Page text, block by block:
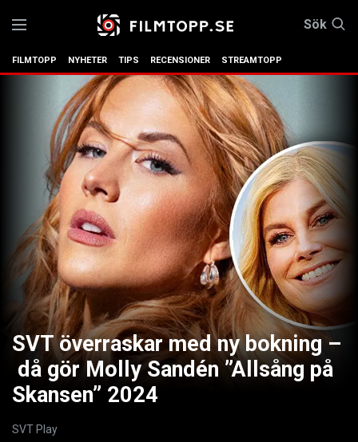
Sök
FILMTOPP NYHETER TIPS RECENSIONER STREAMTOPP
SVT överraskar med ny bokning –
då gör Molly Sandén ”Allsång på
Skansen” 2024
SVT Play